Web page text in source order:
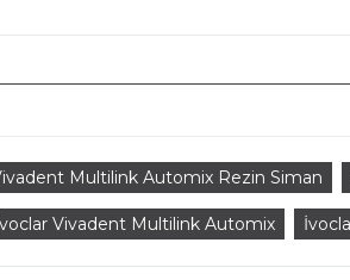
Multilink Automix Rezin Siman
Vivadent Multilink Automix